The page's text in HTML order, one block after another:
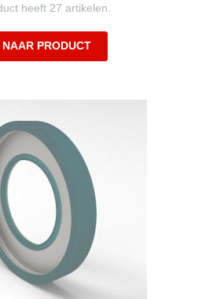
heeft 27 artikelen.
NAAR PRODUCT